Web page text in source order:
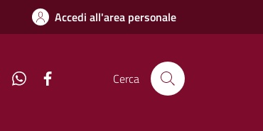
Accedi all'area personale
InstagramWhatsapp Cerca